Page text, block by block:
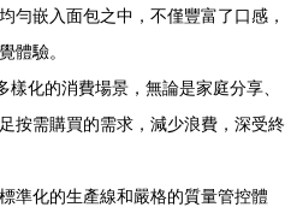
勻嵌入面包之中，不僅豐富了口感，
體驗。
樣化的消費場景，無論是家庭分享、
按需購買的需求，減少浪費，深受終
準化的生產線和嚴格的質量管控體